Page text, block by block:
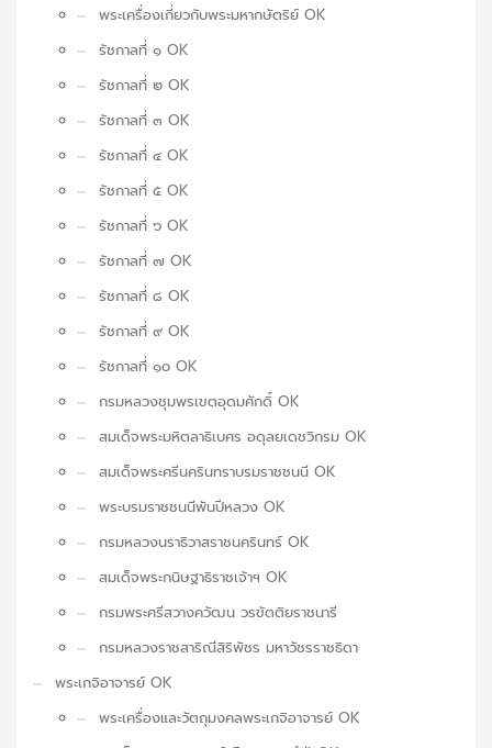
พระเครื่องเกี่ยวกับพระมหากษัตริย์ OK
รัชกาลที่ ๑ OK
รัชกาลที่ ๒ OK
รัชกาลที่ ๓ OK
รัชกาลที่ ๔ OK
รัชกาลที่ ๕ OK
รัชกาลที่ ๖ OK
รัชกาลที่ ๗ OK
รัชกาลที่ ๘ OK
รัชกาลที่ ๙ OK
รัชกาลที่ ๑๐ OK
กรมหลวงชุมพรเขตอุดมศักดิ์ OK
สมเด็จพระมหิตลาธิเบศร อดุลยเดชวิกรม OK
สมเด็จพระศรีนครินทราบรมราชชนนี OK
พระบรมราชชนนีพันปีหลวง OK
กรมหลวงนราธิวาสราชนครินทร์ OK
สมเด็จพระกนิษฐาธิราชเจ้าฯ OK
กรมพระศรีสวางควัฒน วรขัตติยราชนารี
กรมหลวงราชสาริณีสิริพัชร มหาวัชรราชธิดา
พระเกจิอาจารย์ OK
พระเครื่องและวัตถุมงคลพระเกจิอาจารย์ OK